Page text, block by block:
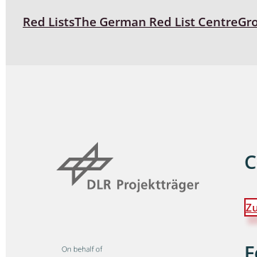
Red ListsThe German Red List Centre